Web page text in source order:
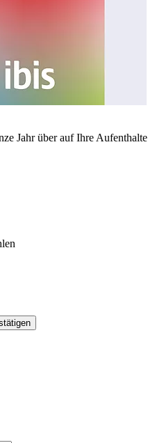
Jahr über auf Ihre Aufenthalte